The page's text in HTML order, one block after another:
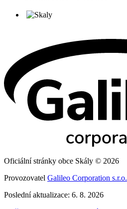
Oficiální stránky obce Skály © 2026
Provozovatel Galileo Corporation s.r.o.
Poslední aktualizace: 6. 8. 2026